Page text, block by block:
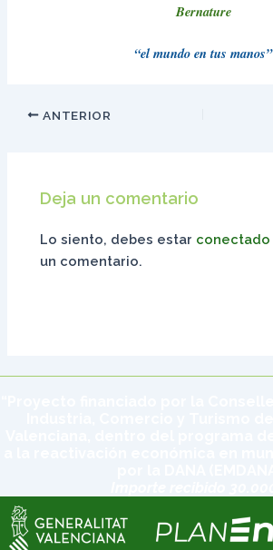
Bernature
“el mundo en tus manos”
ANTERIOR
Deja un comentario
Lo siento, debes estar conectado
un comentario.